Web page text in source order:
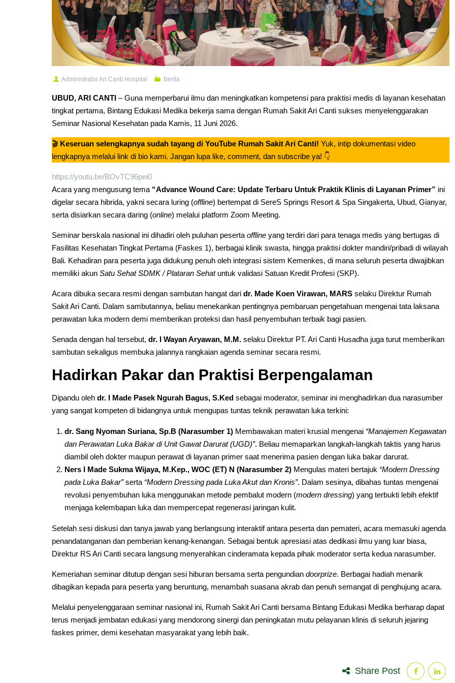
Administrator Ari Canti Hospital Berita
UBUD, ARI CANTI – Guna memperbarui ilmu dan meningkatkan kompetensi para praktisi medis di layanan kesehatan
tingkat pertama, Bintang Edukasi Medika bekerja sama dengan Rumah Sakit Ari Canti sukses menyelenggarakan
Seminar Nasional Kesehatan pada Kamis, 11 Juni 2026.
🎬 Keseruan selengkapnya sudah tayang di YouTube Rumah Sakit Ari Canti! Yuk, intip dokumentasi video
lengkapnya melalui link di bio kami. Jangan lupa like, comment, dan subscribe ya! 👇
https://youtu.be/BOvTC96pei0
Acara yang mengusung tema “Advance Wound Care: Update Terbaru Untuk Praktik Klinis di Layanan Primer” ini
digelar secara hibrida, yakni secara luring (offline) bertempat di SereS Springs Resort & Spa Singakerta, Ubud, Gianyar,
serta disiarkan secara daring (online) melalui platform Zoom Meeting.
Seminar berskala nasional ini dihadiri oleh puluhan peserta offline yang terdiri dari para tenaga medis yang bertugas di
Fasilitas Kesehatan Tingkat Pertama (Faskes 1), berbagai klinik swasta, hingga praktisi dokter mandiri/pribadi di wilayah
Bali. Kehadiran para peserta juga didukung penuh oleh integrasi sistem Kemenkes, di mana seluruh peserta diwajibkan
memiliki akun Satu Sehat SDMK / Plataran Sehatuntuk validasi Satuan Kredit Profesi (SKP).
Acara dibuka secara resmi dengan sambutan hangat dari dr. Made Koen Virawan, MARS selaku Direktur Rumah
Sakit Ari Canti. Dalam sambutannya, beliau menekankan pentingnya pembaruan pengetahuan mengenai tata laksana
perawatan luka modern demi memberikan proteksi dan hasil penyembuhan terbaik bagi pasien.
Senada dengan hal tersebut, dr. I Wayan Aryawan, M.M. selaku Direktur PT. Ari Canti Husadha juga turut memberikan
sambutan sekaligus membuka jalannya rangkaian agenda seminar secara resmi.
Hadirkan Pakar dan Praktisi Berpengalaman
Dipandu oleh dr. I Made Pasek Ngurah Bagus, S.Ked sebagai moderator, seminar ini menghadirkan dua narasumber
yang sangat kompeten di bidangnya untuk mengupas tuntas teknik perawatan luka terkini:
dr. Sang Nyoman Suriana, Sp.B (Narasumber 1) Membawakan materi krusial mengenai “Manajemen Kegawatan
dan Perawatan Luka Bakar di Unit Gawat Darurat (UGD)”. Beliau memaparkan langkah-langkah taktis yang harus
diambil oleh dokter maupun perawat di layanan primer saat menerima pasien dengan luka bakar darurat.
Ners I Made Sukma Wijaya, M.Kep., WOC (ET) N (Narasumber 2) Mengulas materi bertajuk “Modern Dressing
pada Luka Bakar”serta “Modern Dressing pada Luka Akut dan Kronis”. Dalam sesinya, dibahas tuntas mengenai
revolusi penyembuhan luka menggunakan metode pembalut modern (modern dressing) yang terbukti lebih efektif
menjaga kelembapan luka dan mempercepat regenerasi jaringan kulit.
Setelah sesi diskusi dan tanya jawab yang berlangsung interaktif antara peserta dan pemateri, acara memasuki agenda
penandatanganan dan pemberian kenang-kenangan. Sebagai bentuk apresiasi atas dedikasi ilmu yang luar biasa,
Direktur RS Ari Canti secara langsung menyerahkan cinderamata kepada pihak moderator serta kedua narasumber.
Kemeriahan seminar ditutup dengan sesi hiburan bersama serta pengundian doorprize. Berbagai hadiah menarik
dibagikan kepada para peserta yang beruntung, menambah suasana akrab dan penuh semangat di penghujung acara.
Melalui penyelenggaraan seminar nasional ini, Rumah Sakit Ari Canti bersama Bintang Edukasi Medika berharap dapat
terus menjadi jembatan edukasi yang mendorong sinergi dan peningkatan mutu pelayanan klinis di seluruh jejaring
faskes primer, demi kesehatan masyarakat yang lebih baik.
Share Post